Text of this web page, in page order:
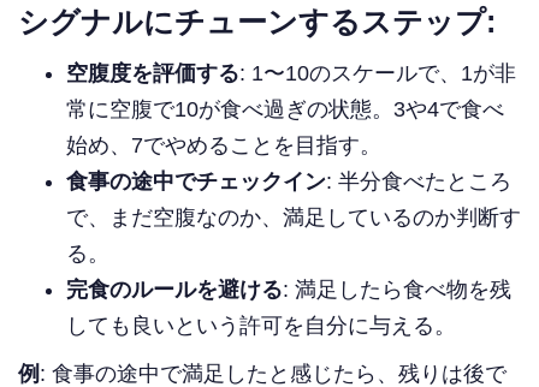
シグナルにチューンするステップ:
空腹度を評価する: 1〜10のスケールで、1が非
常に空腹で10が食べ過ぎの状態。3や4で食べ
始め、7でやめることを目指す。
食事の途中でチェックイン: 半分食べたところ
で、まだ空腹なのか、満足しているのか判断す
る。
完食のルールを避ける: 満足したら食べ物を残
しても良いという許可を自分に与える。
例 : 食事の途中で満足したと感じたら、残りは後で